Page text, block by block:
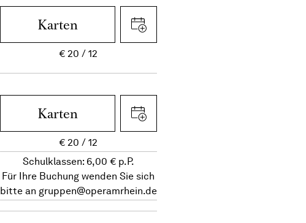
Karten
€ 20 12
Karten
€ 20
12
Schulklassen: 6,00 € p.P.
Für Ihre Buchung wenden Sie sich
bitte an gruppen@operamrhein.de